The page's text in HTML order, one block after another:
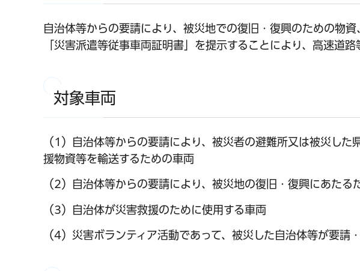
自治体等からの要請により、被災地での復旧・復興のための物
「災害派遣等従事車両証明書」を提示することにより、高速道
対象車両
（1）自治体等からの要請により、被災者の避難所又は被災し
援物資等を輸送するための車両
（2）自治体等からの要請により、被災地の復旧・復興にあた
（3）自治体が災害救援のために使用する車両
（4）災害ボランティア活動であって、被災した自治体等が要請